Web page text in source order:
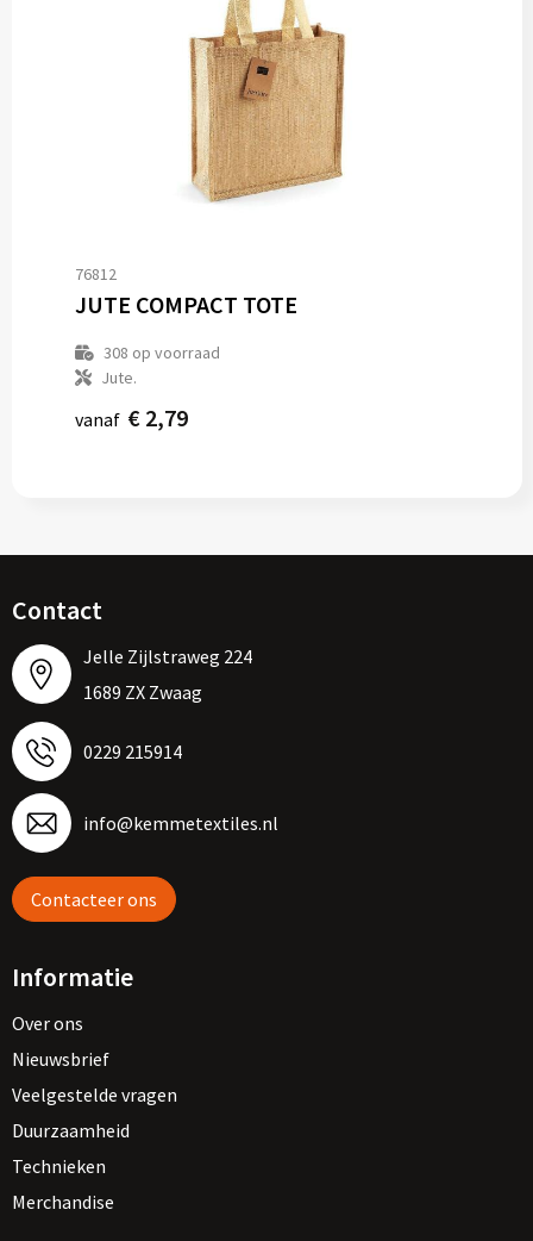
76812
JUTE COMPACT TOTE
308 op voorraad
Jute.
vanaf € 2,79
Contact
Jelle Zijlstraweg 224
1689 ZX Zwaag
0229 215914
info@kemmetextiles.nl
Contacteer ons
Informatie
Over ons
Nieuwsbrief
Veelgestelde vragen
Duurzaamheid
Technieken
Merchandise